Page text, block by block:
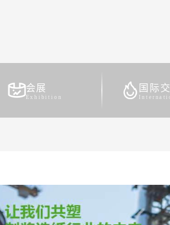
会展
Exhibition
国际